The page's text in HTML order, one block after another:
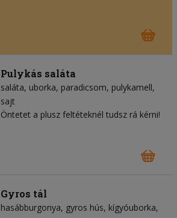
Pulykás saláta
saláta uborka paradicsom pulykamell
sajt
Öntetet a plusz feltéteknél tudsz rá kérni!
Gyros tál
hasábburgonya gyros hús kígyóuborka